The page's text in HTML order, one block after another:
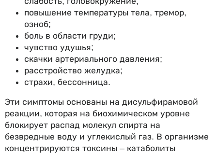
повышение температуры тела, тремор,
озноб;
боль в области груди;
чувство удушья;
скачки артериального давления;
расстройство желудка;
страхи, бессонница.
Эти симптомы основаны на дисульфирамовой
реакции, которая на биохимическом уровне
блокирует распад молекул спирта на
безвредные воду и углекислый газ. В организме
концентрируются токсины – катаболиты